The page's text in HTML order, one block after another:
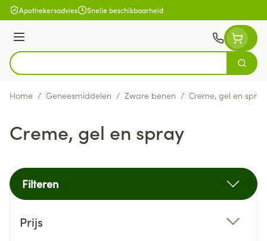
Ga naar de inhoud
Apothekersadvies Snelle beschikbaarheid
Menu
Product, merk, categorie...
Zoek
Home / Geneesmiddelen / Zware benen / Creme, gel en spray
Creme, gel en spray
Filteren
Prijs